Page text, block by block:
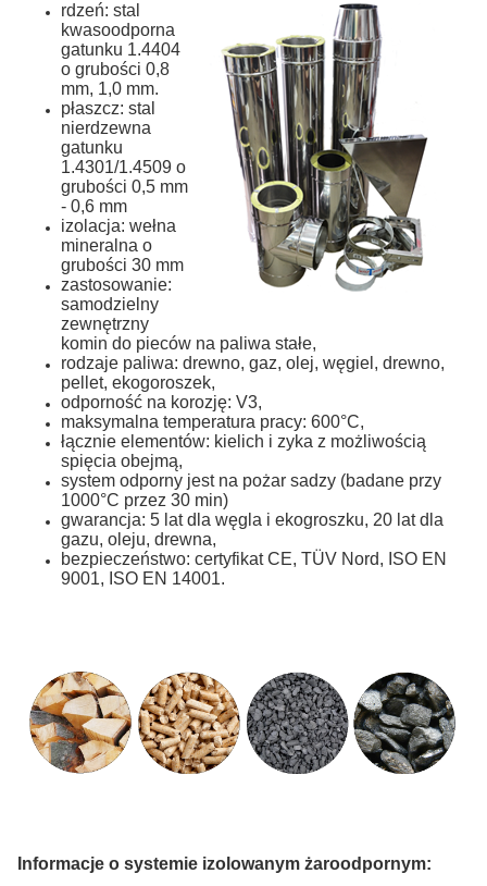
rdzeń: stal
kwasoodporna
gatunku 1.4404
o grubości 0,8
mm, 1,0 mm.
płaszcz: stal
nierdzewna
gatunku
1.4301/1.4509 o
grubości 0,5 mm
- 0,6 mm
izolacja: wełna
mineralna o
grubości 30 mm
zastosowanie:
samodzielny
zewnętrzny
komin do pieców na paliwa stałe,
rodzaje paliwa: drewno, gaz, olej, węgiel, drewno,
pellet, ekogoroszek,
odporność na korozję: V3,
maksymalna temperatura pracy: 600°C,
łącznie elementów: kielich i zyka z możliwością
spięcia obejmą,
system odporny jest na pożar sadzy (badane przy
1000°C przez 30 min)
gwarancja: 5 lat dla węgla i ekogroszku, 20 lat dla
gazu, oleju, drewna,
bezpieczeństwo: certyfikat CE, TÜV Nord, ISO EN
9001, ISO EN 14001.
Informacje o systemie izolowanym żaroodpornym: